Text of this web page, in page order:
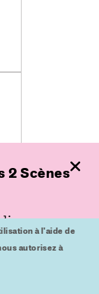
2 Scènes
à l'aide de
autorisez à